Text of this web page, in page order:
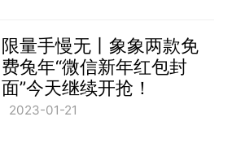
限量手慢无丨象象两款免
费兔年“微信新年红包封
面”今天继续开抢！
2023-01-21